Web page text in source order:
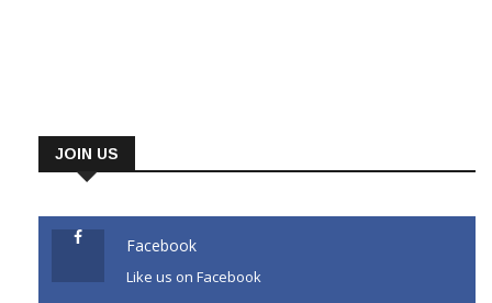
JOIN US
Facebook
Like us on Facebook